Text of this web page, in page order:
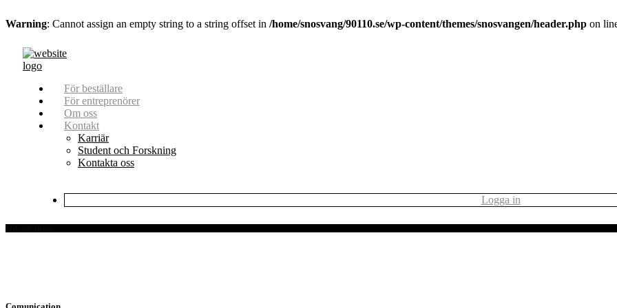
Warning: Cannot assign an empty string to a string offset in /home/snosvang/90110.se/wp-content/themes/snosvangen/header.php on
För beställare
För entreprenörer
Om oss
Kontakt
Karriär
Student och Forskning
Kontakta oss
Logga in